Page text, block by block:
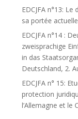
EDCJFA n°13:
sa portée
EDCJFA n°14 :
zweisprachige
in das
Deutschland, 2.
EDCJFA n° 15:
protection
l’Allemagne et le